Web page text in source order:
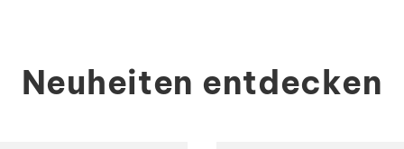
Neuheiten entdecken